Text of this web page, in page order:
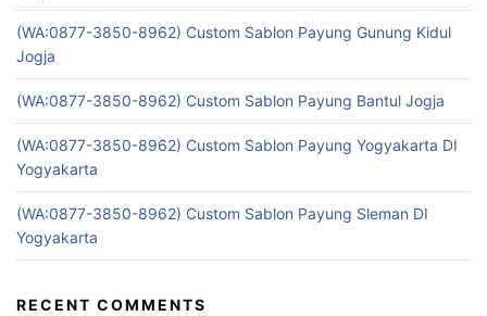
(WA:0877-3850-8962) Custom Sablon Payung Gunung Kidul
Jogja
(WA:0877-3850-8962) Custom Sablon Payung Bantul Jogja
(WA:0877-3850-8962) Custom Sablon Payung Yogyakarta DI
Yogyakarta
(WA:0877-3850-8962) Custom Sablon Payung Sleman DI
Yogyakarta
RECENT COMMENTS